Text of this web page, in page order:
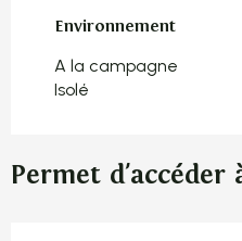
Environnement
Environnement
A la campagne
Isolé
Permet d'accéder